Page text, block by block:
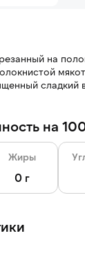
на
сладкий
— технология
сохранить
на
Жиры
0 г